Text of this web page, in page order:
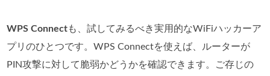
WPS Connectも、試してみるべき実用的なWiFiハッカーア
プリのひとつです。WPS Connectを使えば、ルーターが
PIN攻撃に対して脆弱かどうかを確認できます。ご存じの